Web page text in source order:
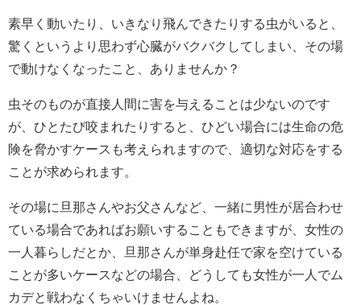
素早く動いたり、いきなり飛んできたりする虫がいると、
驚くというより思わず心臓がバクバクしてしまい、その場
で動けなくなったこと、ありませんか？
虫そのものが直接人間に害を与えることは少ないのです
が、ひとたび咬まれたりすると、ひどい場合には生命の危
険を脅かすケースも考えられますので、適切な対応をする
ことが求められます。
その場に旦那さんやお父さんなど、一緒に男性が居合わせ
ている場合であればお願いすることもできますが、女性の
一人暮らしだとか、旦那さんが単身赴任で家を空けている
ことが多いケースなどの場合、どうしても女性が一人でム
カデと戦わなくちゃいけませんよね。